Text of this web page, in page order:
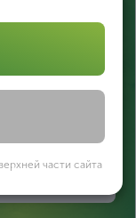
СОУТ
части сайта